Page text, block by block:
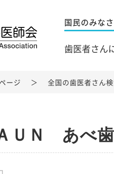
国民のみな
歯医者さん
ージ 全国の歯医者さん
ＵＮ あべ